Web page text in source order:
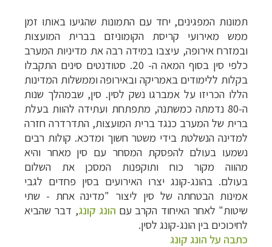
תמונות המפגינים, יחד עם התמונות שהגיעו באותו זמן
ממש מאירועי קריסת הקומוניזם בברית המועצות
ובמזרח אירופה, עיצבו במידה רבה את מדיניות המערב
כלפי סין בסוף המאה ה- 20.
סטודנטים סינים התקבלו
בקלות ללימודים באמריקה ובאירופה וממשלות המדינות
הללו הכריזו על אמברגו נשק לסין. סין, שבמהלך שנות
ה-80 נדמתה כמשתנה, מתפתחת ועתידה להוות בעלת
ברית של המערב כנגד ברית המועצות, התדרדרה חזרה
למדינה הנשלטת בידי משטר חשוך ומדכא. קולות רבים
נשמעו בעולם להפסקת המסחר עם סין מאחר והיא
מהווה מקור כוח ותוקפנות המסכן את השלום
בעולם. בהונג-קונג יצרו האירועים בסין פחדים לגבי
אמינות הבטחתה של סין ליצור "מדינה אחת - שתי
שיטות" לאחר האיחוד הקרב עם הונג קונג, דבר שהביא
לחיכוכים בין הונג-קונג לסין.
כתבה על הונג קונג